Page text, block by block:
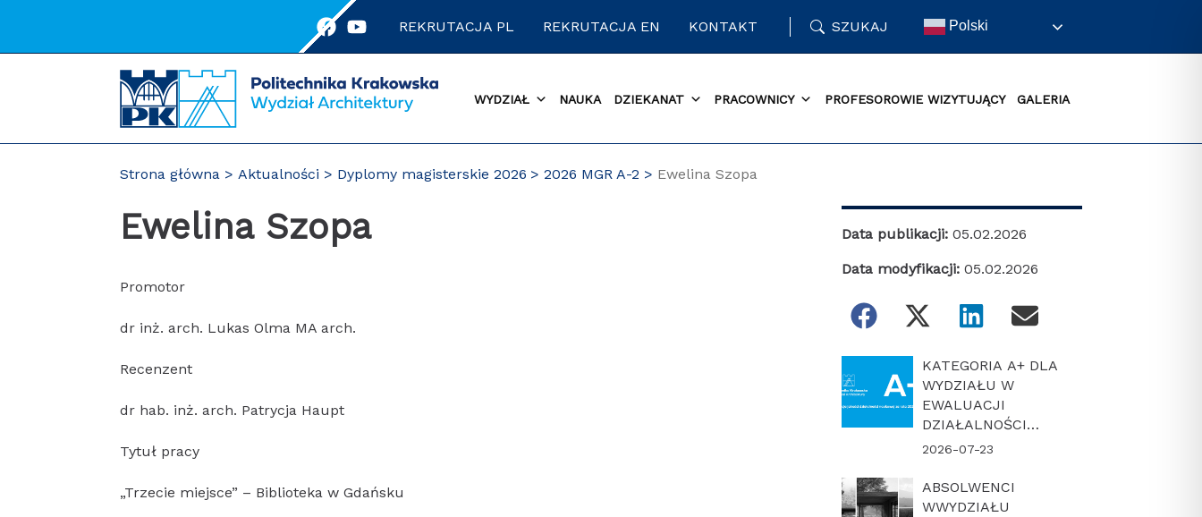
REKRUTACJA PL REKRUTACJA EN KONTAKT SZUKAJ Polski
WYDZIAŁ NAUKA DZIEKANAT PRACOWNICY PROFESOROWIE WIZYTUJĄCY GALERIA
Strona główna Aktualności Dyplomy magisterskie 2026 2026 MGR A-2 Ewelina Szopa
Ewelina Szopa
Promotor
dr inż. arch. Lukas Olma MA arch.
Recenzent
dr hab. inż. arch. Patrycja Haupt
Tytuł pracy
„Trzecie miejsce” – Biblioteka w Gdańsku
Data publikacji: 05.02.2026
Data modyfikacji: 05.02.2026
KATEGORIA A+ DLA
WYDZIAŁU W
EWALUACJI
DZIAŁALNOŚCI
NAUKOWEJ W
2026-07-23
ABSOLWENCI
WWYDZIAŁU